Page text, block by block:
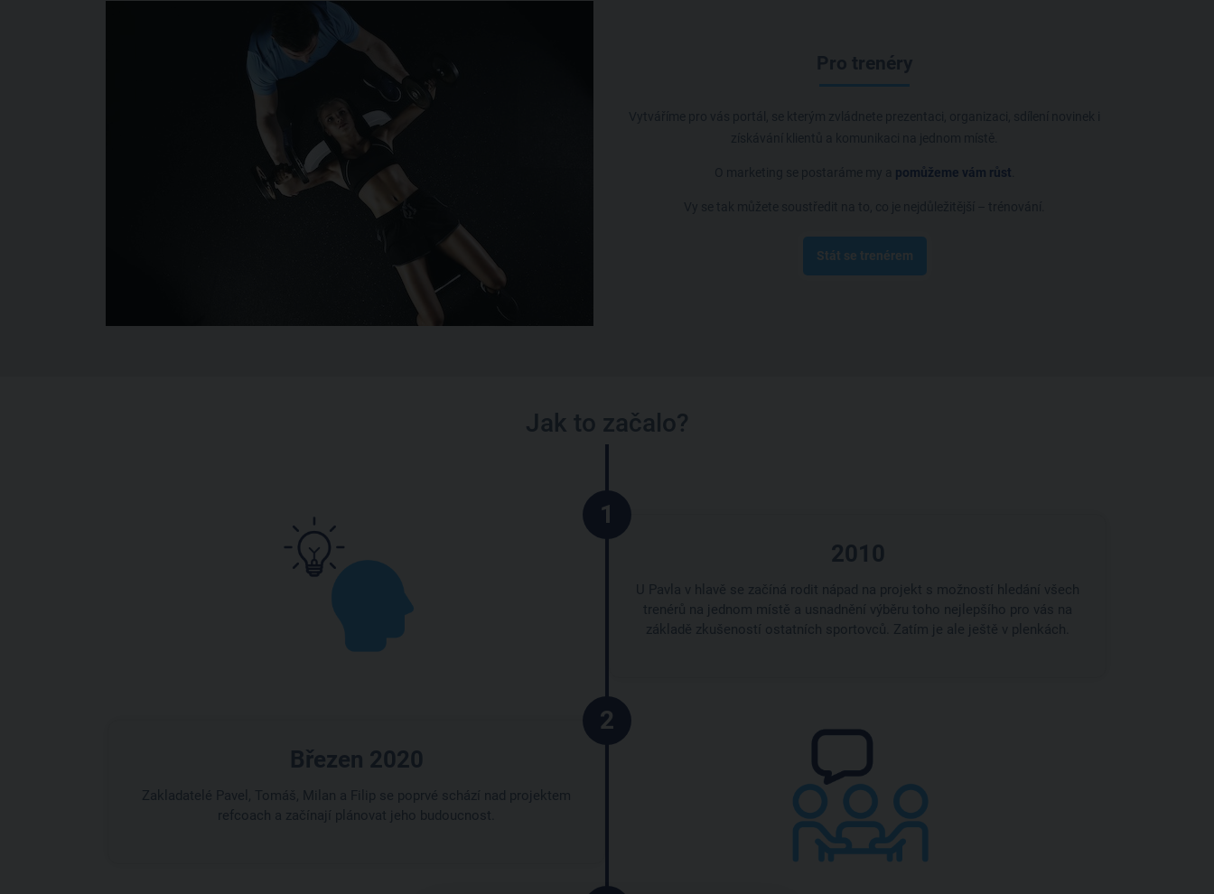
pomůžeme vám růst
Stát se trenérem
Jak to začalo?
1
2010
U Pavla v hlavě se začíná rodit nápad na projekt s možností hledání všech
trenérů na jednom místě a usnadnění výběru toho nejlepšího pro vás na
základě zkušeností ostatních sportovců. Zatím je ale ještě v plenkách.
2
Březen 2020
Zakladatelé Pavel, Tomáš, Milan a Filip se poprvé schází nad projektem
refcoach a začínají plánovat jeho budoucnost.